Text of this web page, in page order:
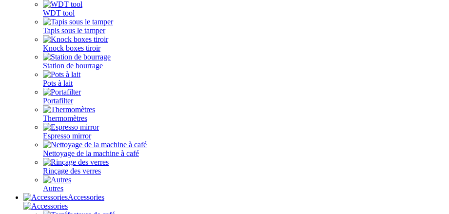
WDT tool
Tapis sous le tamper
Knock boxes tiroir
Station de bourrage
Pots à lait
Portafilter
Thermomètres
Espresso mirror
Nettoyage de la machine à café
Rinçage des verres
Autres
Accessories